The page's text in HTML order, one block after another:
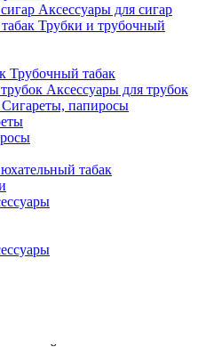
Аксессуары для сигар
Трубки и трубочный
Трубочный табак
Аксессуары для трубок
Сигареты, папиросы
табак